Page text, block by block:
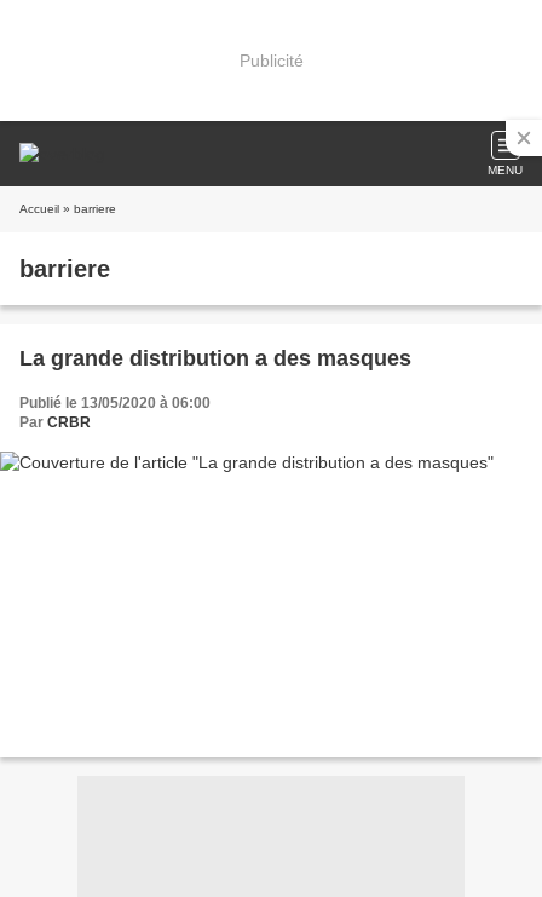
Publicité
MENU
Accueil » barriere
barriere
La grande distribution a des masques
Publié le 13/05/2020 à 06:00
Par CRBR